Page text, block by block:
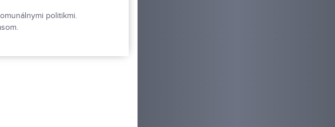
politikmi.